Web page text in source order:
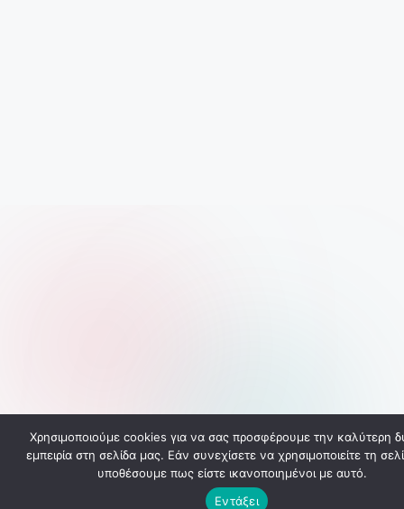
Χρησιμοποιούμε cookies για να σας προσφέρουμε την καλύτερη
εμπειρία στη σελίδα μας. Εάν συνεχίσετε να χρησιμοποιείτε τη
υποθέσουμε πως είστε ικανοποιημένοι με αυτό.
Εντάξει